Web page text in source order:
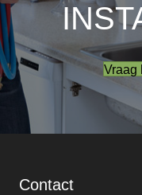
Vraag
Contact